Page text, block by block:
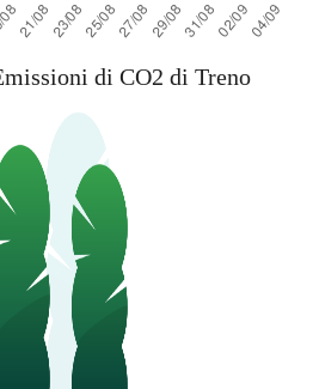
di CO2 di Treno